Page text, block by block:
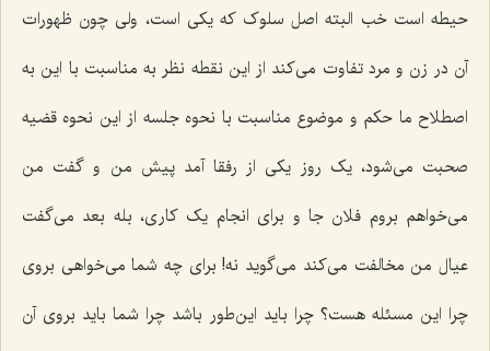
حیطه است خب البته اصل سلوک که یکی است، ولی چون ظهورات
آن در زن و مرد تفاوت می‌کند از این نقطه نظر به مناسبت با این به
اصطلاح ما حکم و موضوع مناسبت با نحوه جلسه از این نحوه قضیه
صحبت می‌شود، یک روز یکی از رفقا آمد پیش من و گفت من
می‌خواهم بروم فلان جا و برای انجام یک کاری، بله بعد می‌گفت
عیال من مخالفت می‌کند می‌گوید نه! برای چه شما می‌خواهی بروی
چرا این مسئله هست؟ چرا باید این‌طور باشد چرا شما باید بروی آن